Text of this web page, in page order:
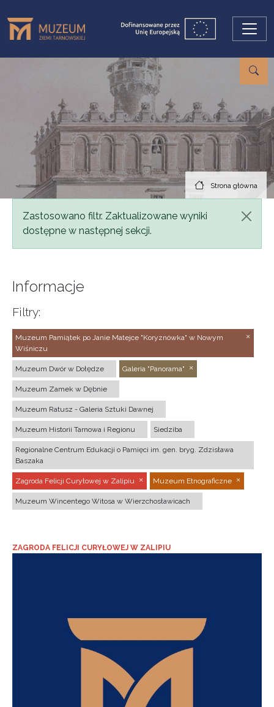
Strona główna
Komunikat
Zastosowano filtr. Zaktualizowane wyniki
dostępne w następnej sekcji.
Informacje
Filtry:
Muzeum Pamiątek po Janie Matejce "Koryznówka" w Nowym
Wiśniczu
Muzeum Dwór w Dołędze Galeria "Panorama"
Muzeum Zamek w Dębnie
Muzeum Ratusz - Galeria Sztuki Dawnej
Muzeum Historii Tarnowa i Regionu Siedziba
Regionalne Centrum Edukacji o Pamięci im. gen. bryg. Zdzisława
Baszaka
Zagroda Felicji Curyłowej w Zalipiu Muzeum Etnograficzne
Muzeum Wincentego Witosa w Wierzchosławicach
ZAGRODA FELICJI CURYŁOWEJ W ZALIPIU